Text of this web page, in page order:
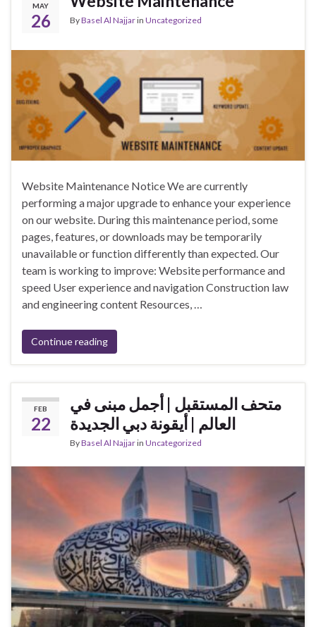
MAY
26 ByBasel Al Najjarin Uncategorized
Website Maintenance Notice We are currently
performing a major upgrade to enhance your experience
on our website. During this maintenance period, some
pages, features, or downloads may be temporarily
unavailable or function differently than expected. Our
team is working to improve: Website performance and
speed User experience and navigation Construction law
and engineering content Resources, …
Continue reading
FEB
22
متحف المستقبل | أجمل مبنى في
العالم | أيقونة دبي الجديدة
ByBasel Al Najjarin Uncategorized